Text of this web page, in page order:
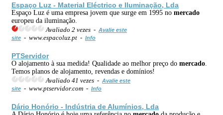
Espaço Luz - Material Eléctrico e Iluminação, Lda
Espaço Luz é uma empresa jovem que surge em 1995 no mercado
europeu da iluminação.
Avaliado 2 vezes - Avalie este
site - www.espacoluz.pt - Info
PTServidor
O alojamento à sua medida! Qualidade ao melhor preço do mercado
Temos planos de alojamento, revendas e domínios!
Avaliado 41 vezes - Avalie este
site - www.ptservidor.com - Info
Dário Honório - Indústria de Alumínios, Lda